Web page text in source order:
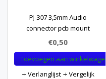
PJ-307 3,5mm Audio
connector pcb mount
€0,50
Toevoegen aan winkelwagen
Verlanglijst
Vergelijk